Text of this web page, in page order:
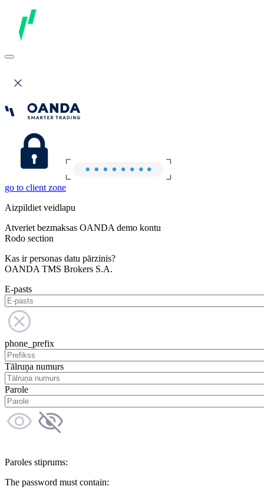
go to client zone
Aizpildiet veidlapu
Atveriet bezmaksas OANDA demo kontu
Rodo section
Kas ir personas datu pārzinis?
OANDA TMS Brokers S.A.
E-pasts
phone_prefix
Tālruņa numurs
Parole
Paroles stiprums:
The password must contain: